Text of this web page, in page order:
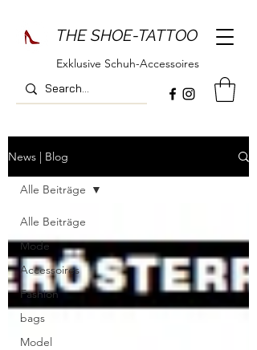
THE SHOE-TATTOO
Exklusive Schuh-Accessoires
News | Blog
Alle Beiträge
Mode
Accessoires
Fashion
bags
Model
Alle Beiträge